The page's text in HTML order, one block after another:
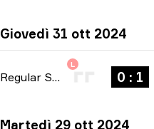
Giovedì 31 ott 2024
Regular Season
L
0 : 1
Martedì 29 ott 2024